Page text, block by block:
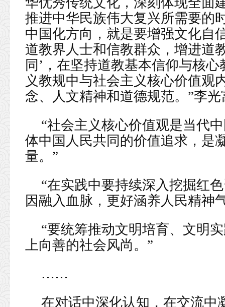
推进中华民族伟大复兴所需要的
中国化方向，就是要增强文化自
道教界人士和信教群众，增进道
同’，在坚持道教基本信仰与核
义教规中与社会主义核心价值观
念、人文精神和道德规范。”李光
“社会主义核心价值观是当代
体中国人民共同的价值追求，是
量。”
“在实践中要持续深入挖掘红
因融入血脉，更好涵养人民精神
“要统筹推动文明培育、文明
上向善的社会风尚。”
……
在对话中深化认知，在交流中